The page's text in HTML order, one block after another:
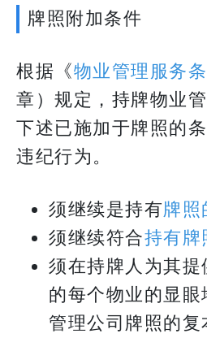
牌照附加条件
根据《物业管理服务
章）规定，持牌物业
下述已施加于牌照的
违纪行为。
须继续是持有牌照
须继续符合持有牌
须在持牌人为其提
的每个物业的显
管理公司牌照的复